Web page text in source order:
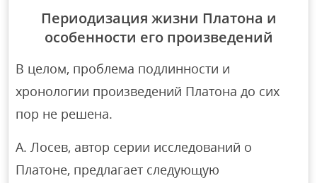
Периодизация жизни Платона и
особенности его произведений
В целом, проблема подлинности и
хронологии произведений Платона до сих
пор не решена.
А. Лосев, автор серии исследований о
Платоне, предлагает следующую